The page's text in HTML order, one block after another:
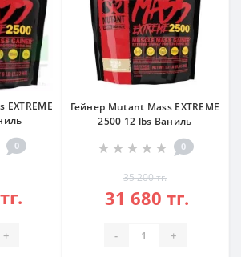
0
+
Гейнер Mutant Mass EXTREME
2500 12 lbs Ваниль
0
35 200 тг.
31 680 тг.
- +